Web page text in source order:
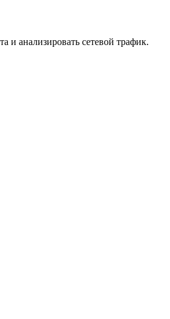
и анализировать сетевой трафик.